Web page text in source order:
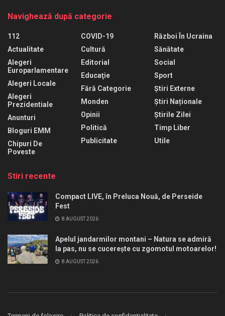
Navighează după categorie
112
Actualitate
Alegeri
Europarlamentare
Alegeri Locale
Alegeri
Prezidentiale
Anunturi
Bloguri EMM
Chipuri De
Poveste
COVID-19
Cultură
Editorial
Educaţie
Fără Categorie
Monden
Opinii
Politică
Publicitate
Război În Ucraina
Sănătate
Social
Sport
Știri Externe
Știri Naționale
Știrile Zilei
Timp Liber
Utile
Stiri recente
Compact LIVE, în Preluca Nouă, de Perseide
Fest
8 AUGUST 2026
Apelul jandarmilor montani – Natura se admiră
la pas, nu se cucerește cu zgomotul motoarelor!
8 AUGUST 2026